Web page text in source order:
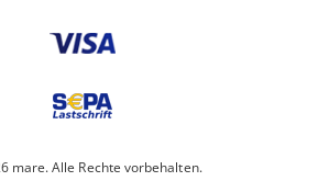
mare. Alle Rechte vorbehalten.